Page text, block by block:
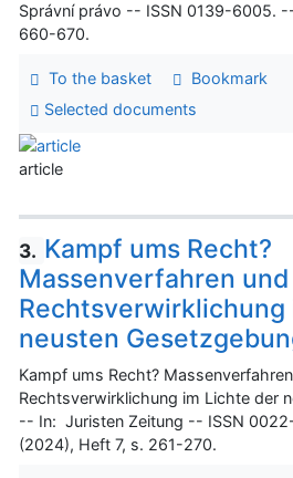
Správní právo -- ISSN 0139-6005.
660-670.
To the basket
Bookmark
Selected documents
article
3. Kampf ums Recht?
Massenverfahren und
Rechtsverwirklichung
neusten
Kampf ums Recht?
Rechtsverwirklichung im Lichte der
-- In: Juristen Zeitung -- ISSN
(2024), Heft 7, s. 261-270.